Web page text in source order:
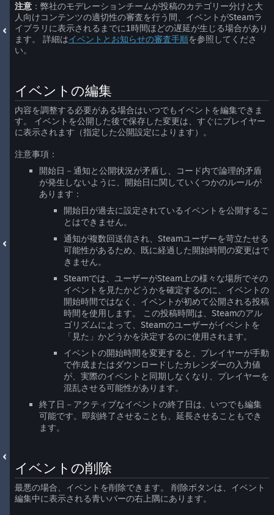
注意 ：弊社のモデレーションチームが投稿のカテゴリー分けと大
人向けコンテンツの適切性の審査を行う間、イベントがSteamラ
イブラリに表示されるまでに1時間ほどの遅延が生じる場合があり
ます。 詳細はイベントとお知らせの審査手順を参照してくださ
い。
イベントの編集
内容を調整する必要がある場合はいつでもイベントを編集できま
す。 イベントを公開した後で保存した変更は、すぐにプレイヤー
に表示されます（指定した公開設定によります）。
注意事項：
開始日－通知と公開状況が矛盾し、コード内で論理的矛盾
が発生しないように、開始日に関していくつかのルールが
あります：
開始日が過去に設定されているイベントを公開するこ
とはできません。
通知が複数回送信され、Steamユーザーを苛立たせる
可能性があるため、既に経過した開始時間の変更はで
きません。
Steamでは、ユーザーがSteam上の様々な場所でその
イベントを見たかどうかを確定するのに、イベントの
開始時間ではなく、イベントが初めて公開される投稿
時間を使用します。 この投稿時間は、Steamのアル
ゴリズムによって、Steamのユーザーがイベントを
「見た」かどうかを決定するのに使用されます。
イベントの開始時間を変更すると、プレイヤーが手動
で作成またはダウンロードしたカレンダーの入力値
が、実際のイベントと同期しなくなり、プレイヤーを
混乱させる可能性があります。
終了日－アクティブなイベントの終了日は、いつでも編集
可能です。即刻終了させることも、延長させることもでき
ます。
イベントの削除
最悪の場合、イベントを削除できます。 削除ボタンは、イベント
編集中に表示される青いバーの右上隅にあります。